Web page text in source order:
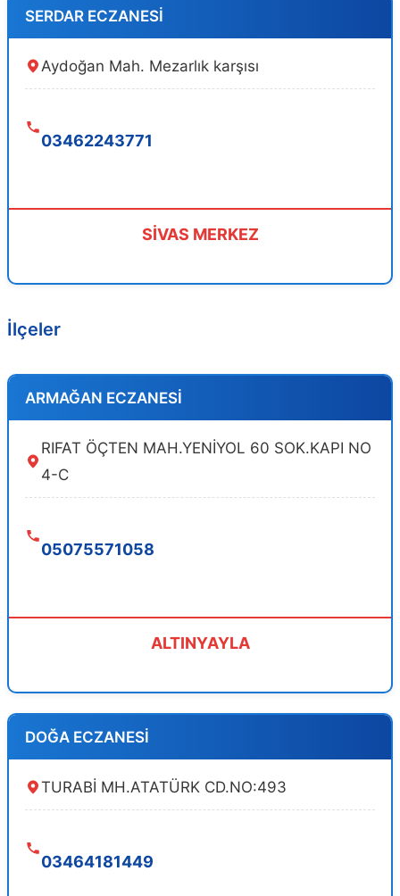
SERDAR ECZANESİ
Aydoğan Mah. Mezarlık karşısı
03462243771
SİVAS MERKEZ
İlçeler
ARMAĞAN ECZANESİ
RIFAT ÖÇTEN MAH.YENİYOL 60 SOK.KAPI NO
4-C
05075571058
ALTINYAYLA
DOĞA ECZANESİ
TURABİ MH.ATATÜRK CD.NO:493
03464181449